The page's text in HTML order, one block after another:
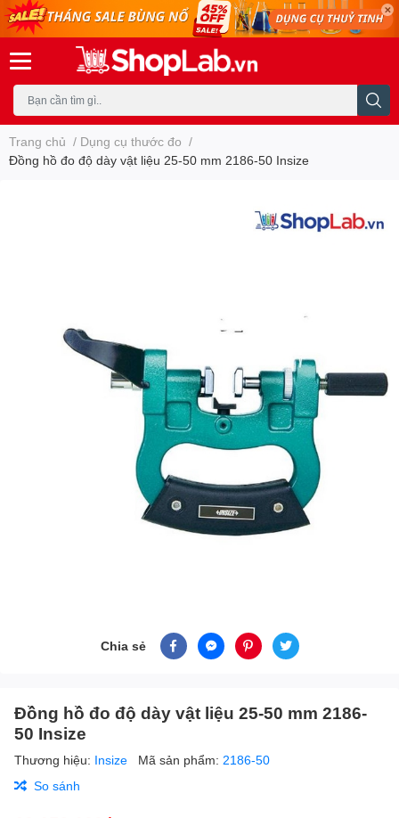
Trang chủ / Dụng cụ thước đo /
Đồng hồ đo độ dày vật liệu 25-50 mm 2186-50 Insize
Chia sẻ
Đồng hồ đo độ dày vật liệu 25-50 mm 2186-
50 Insize
Thương hiệu: Insize Mã sản phẩm: 2186-50
So sánh